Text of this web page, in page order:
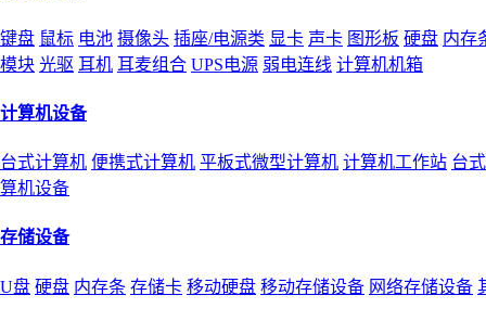
键盘 鼠标 电池 摄像头 插座/电源类 显卡 声卡 图形板 硬盘 内存
模块 光驱 耳机 耳麦组合 UPS电源 弱电连线 计算机机箱
计算机设备
台式计算机 便携式计算机 平板式微型计算机 计算机工作站 台
算机设备
存储设备
U盘 硬盘 内存条 存储卡 移动硬盘 移动存储设备 网络存储设备